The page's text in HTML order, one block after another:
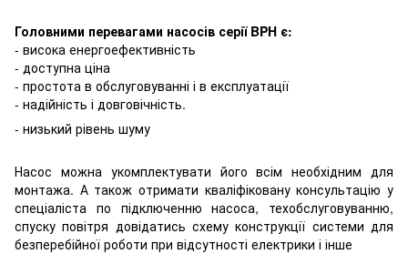
Головними перевагами насосів серії BPH є:
- висока енергоефективність
- доступна ціна
- простота в обслуговуванні і в експлуатації
- надійність і довговічність.
- низький рівень шуму
Насос можна укомплектувати його всім необхідним для
монтажа. А також отримати кваліфіковану консультацію у
спеціаліста по підключенню насоса, техобслуговуванню,
спуску повітря довідатись схему конструкції системи для
безперебійної роботи при відсутності електрики і інше